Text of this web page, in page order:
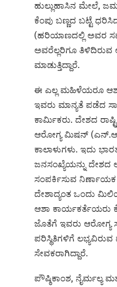
ಹುಲ್ಲುಹಾಸಿನ ಮೇಲೆ,
ಕೆಂಪು ಬಣ್ಣದ ಬಟ್ಟೆ
(ಹರಿಯಾಣದಲ್ಲಿ ಅವರ
ಅವರೆಲ್ಲರಿಗೂ ತಿಳಿದಿರುವ
ಮಾಡುತ್ತಿದ್ದಾರೆ.
ಈ ಎಲ್ಲ ಮಹಿಳೆಯರೂ
ಇವರು ಮಾನ್ಯತೆ ಪಡೆದ
ಕಾರ್ಮಿಕರು. ದೇಶದ
ಆರೋಗ್ಯ ಮಿಷನ್‌
ಕಾಲಾಳುಗಳು. ಇದು
ಜನಸ‍ಂಖ್ಯೆಯನ್ನು ದೇಶದ
ಸಂಪರ್ಕಿಸುವ
ದೇಶಾದ್ಯಂತ ಒಂದು
ಆಶಾ ಕಾರ್ಯಕರ್ತೆಯರು
ಜೊತೆಗೆ ಇವರು ಆರೋಗ್ಯ
ಪರಿಸ್ಥಿತಿಗಳಿಗೆ
ಸೇವಕರಾಗಿದ್ದಾರೆ.
ಪೌಷ್ಠಿಕಾಂಶ, ನೈರ್ಮಲ್ಯ